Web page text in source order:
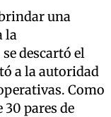
una
la
descartó el
a la autoridad
Como
pares de